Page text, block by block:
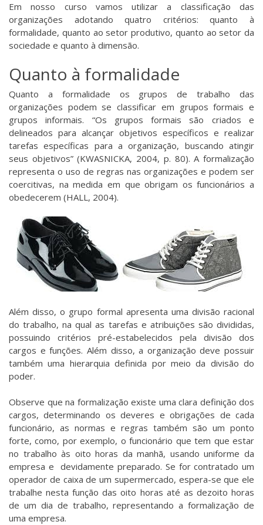
Em nosso curso vamos utilizar a classificação das
organizações adotando quatro critérios: quanto à
formalidade, quanto ao setor produtivo, quanto ao setor da
sociedade e quanto à dimensão.
Quanto à formalidade
Quanto a formalidade os grupos de trabalho das
organizações podem se classificar em grupos formais e
grupos informais. “Os grupos formais são criados e
delineados para alcançar objetivos específicos e realizar
tarefas específicas para a organização, buscando atingir
seus objetivos” (KWASNICKA, 2004, p. 80). A formalização
representa o uso de regras nas organizações e podem ser
coercitivas, na medida em que obrigam os funcionários a
obedecerem (HALL, 2004).
Além disso, o grupo formal apresenta uma divisão racional
do trabalho, na qual as tarefas e atribuições são divididas,
possuindo critérios pré-estabelecidos pela divisão dos
cargos e funções. Além disso, a organização deve possuir
também uma hierarquia definida por meio da divisão do
poder.
Observe que na formalização existe uma clara definição dos
cargos, determinando os deveres e obrigações de cada
funcionário, as normas e regras também são um ponto
forte, como, por exemplo, o funcionário que tem que estar
no trabalho às oito horas da manhã, usando uniforme da
empresa e devidamente preparado. Se for contratado um
operador de caixa de um supermercado, espera-se que ele
trabalhe nesta função das oito horas até as dezoito horas
de um dia de trabalho, representando a formalização de
uma empresa.